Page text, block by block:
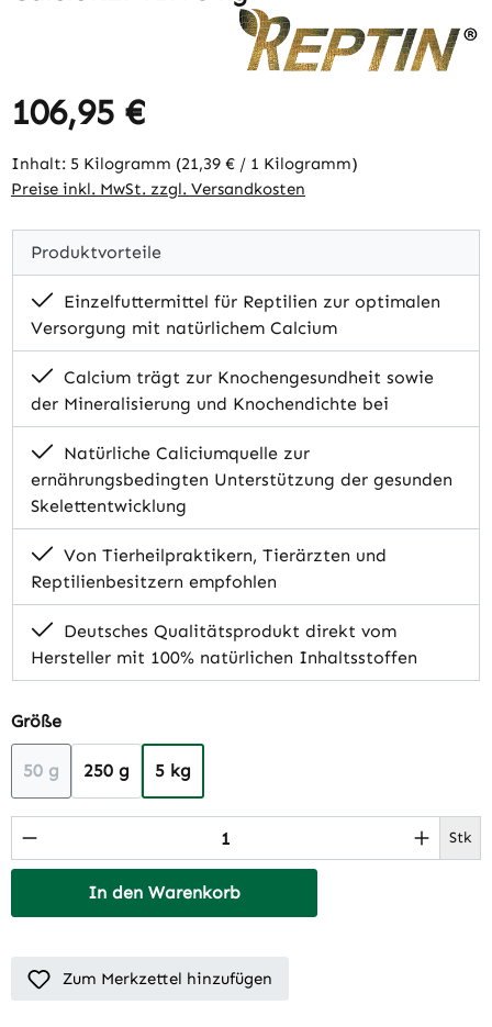
Regulärer Preis:
106,95 €
Inhalt: 5 Kilogramm (21,39 € / 1 Kilogramm)
Preise inkl. MwSt. zzgl. Versandkosten
Produktvorteile
Einzelfuttermittel für Reptilien zur optimalen
Versorgung mit natürlichem Calcium
Calcium trägt zur Knochengesundheit sowie
der Mineralisierung und Knochendichte bei
Natürliche Caliciumquelle zur
ernährungsbedingten Unterstützung der gesunden
Skelettentwicklung
Von Tierheilpraktikern, Tierärzten und
Reptilienbesitzern empfohlen
Deutsches Qualitätsprodukt direkt vom
Hersteller mit 100% natürlichen Inhaltsstoffen
Größeauswählen
50 g
(Diese Option ist zurzeit nicht verfügbar.)
250 g 5 kg
Produkt Anzahl: Gib den gewünschten Stk
In den Warenkorb
Zum Merkzettel hinzufügen